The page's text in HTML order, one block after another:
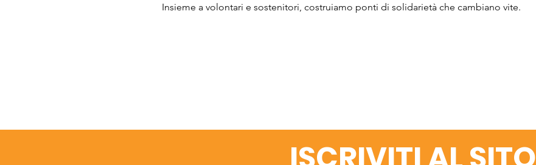
Insieme a volontari e sostenitori, costruiamo ponti di solidarietà che cambiano vite.